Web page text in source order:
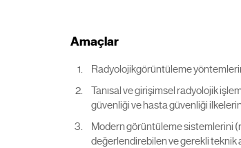
Amaçlar
Radyolojikgörüntüleme
Tanısal ve girişimsel radyolojik
güvenliği ve hasta güvenliği
Modern görüntüleme sistemlerini
değerlendirebilen ve gerekli teknik